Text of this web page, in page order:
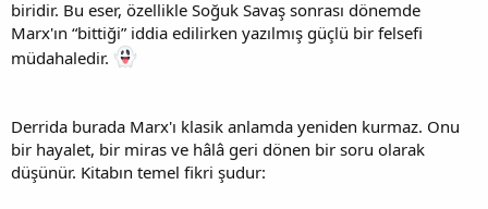
biridir. Bu eser, özellikle Soğuk Savaş sonrası dönemde
Marx'ın “bittiği” iddia edilirken yazılmış güçlü bir felsefi
müdahaledir.
Derrida burada Marx'ı klasik anlamda yeniden kurmaz. Onu
bir hayalet, bir miras ve hâlâ geri dönen bir soru olarak
düşünür. Kitabın temel fikri şudur: